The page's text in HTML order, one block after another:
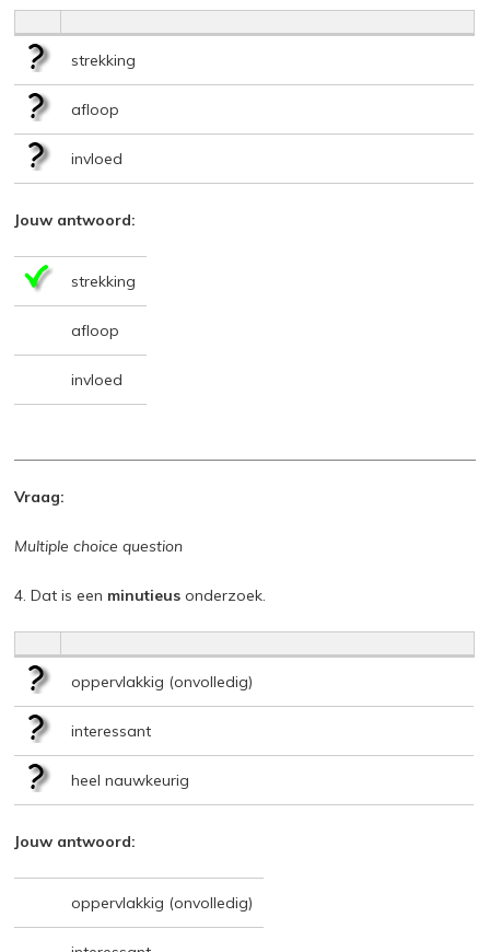
strekking
afloop
invloed
Jouw antwoord:
strekking
afloop
invloed
Vraag:
Multiple choice question
4. Dat is een minutieus onderzoek.
oppervlakkig (onvolledig)
interessant
heel nauwkeurig
Jouw antwoord:
oppervlakkig (onvolledig)